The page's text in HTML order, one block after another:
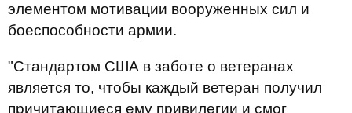
элементом мотивации вооруженных сил и
боеспособности армии.
"Стандартом США в заботе о ветеранах
является то, чтобы каждый ветеран получил
причитающиеся ему привилегии и смог